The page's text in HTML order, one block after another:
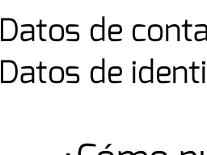
Datos de
Datos de